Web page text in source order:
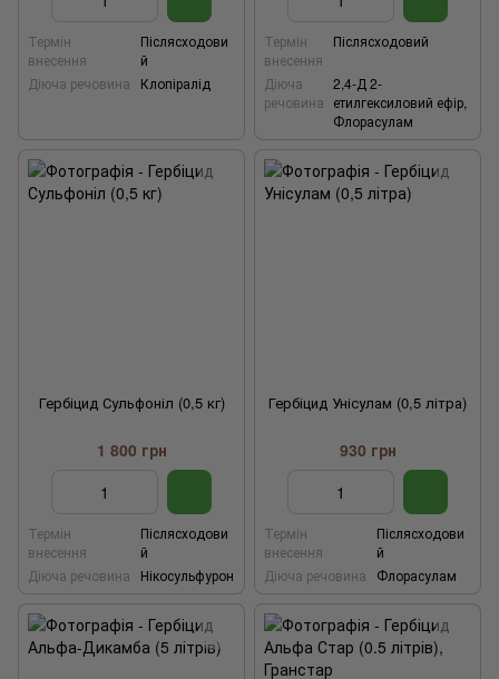
Термін
внесення
Післясходови
й
Діюча речовина
Клопіралід
Термін
внесення
Післясходовий
Діюча
речовина
2,4-Д 2-
етилгексиловий ефір,
Флорасулам
Гербіцид Сульфоніл (0,5 кг)
1 800 грн
Термін
внесення
Післясходови
й
Діюча речовина
Нікосульфурон
Гербіцид Унісулам (0,5 літра)
930 грн
Термін
внесення
Післясходови
й
Діюча речовина
Флорасулам